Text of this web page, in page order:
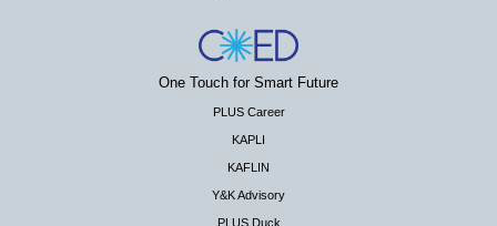
One Touch for Smart Future
PLUS Career
KAPLI
KAFLIN
Y&K Advisory
PLUS Duck